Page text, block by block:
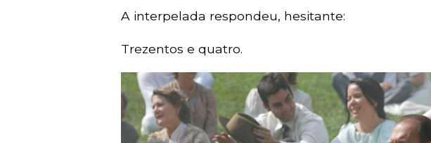
A interpelada respondeu, hesitante:
Trezentos e quatro.